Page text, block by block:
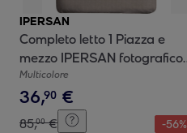
IPERSAN
Completo letto 1 Piazza e
mezzo IPERSAN fotografico
Fine-Art Mon Coeur
Multicolore
36,90 €
85,00 € -56%